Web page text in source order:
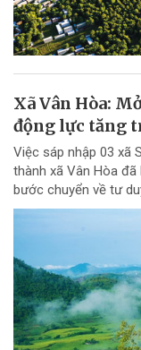
Xã Vân Hòa:
động lực tăng
Việc sáp nhập 03 xã
thành xã Vân Hòa
bước chuyển về tư